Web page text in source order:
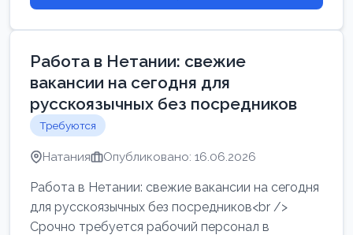
Работа в Нетании: свежие
вакансии на сегодня для
русскоязычных без посредников
Требуются
Натания Опубликовано: 16.06.2026
Работа в Нетании: свежие вакансии на сегодня
для русскоязычных без посредников<br />
Срочно требуется рабочий персонал в